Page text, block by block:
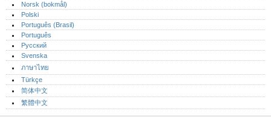
Norsk (bokmål)‎
Polski
Português (Brasil)
Português‎
Русский
Svenska
ภาษาไทย
Türkçe
简体中文
繁體中文